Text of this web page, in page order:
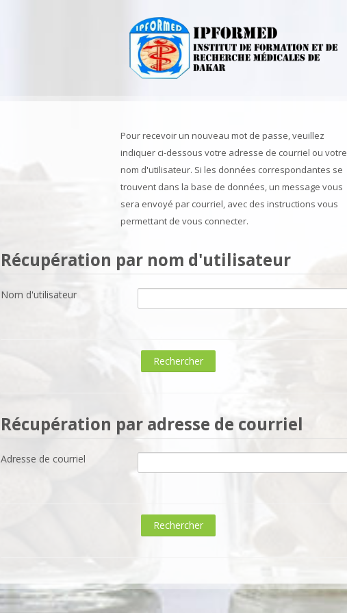
Pour recevoir un nouveau mot de passe, veuillez
indiquer ci-dessous votre adresse de courriel ou votre
nom d'utilisateur. Si les données correspondantes se
trouvent dans la base de données, un message vous
sera envoyé par courriel, avec des instructions vous
permettant de vous connecter.
Récupération par nom d'utilisateur
Nom d'utilisateur
Récupération par adresse de courriel
Adresse de courriel